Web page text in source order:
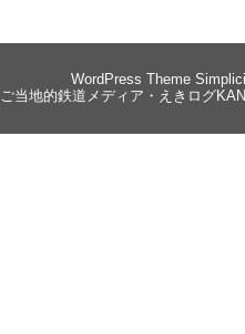
WordPress Theme
ご当地的鉄道メディア・えきログ